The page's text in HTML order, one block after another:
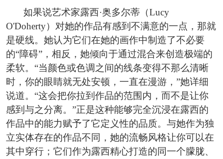
恭喜131****2473用户作品已成功备案！
恭喜159****4201用户作品已成功备案！
恭喜133****6466用户作品已成功备案！
恭喜131****1475用户作品已成功备案！
如果说艺术家露西·奥多尔蒂（Lucy
O'Doherty）对她的作品有感到不满意的一点，那就
是硬线。她认为它们在她的画作中制造了不必要
的“障碍”，相反，她倾向于通过混合来创造极端的
柔软。“当颜色或色调之间的线条变得不那么清晰
时，你的眼睛就无处安顿，一直在漫游，”她详细
说道。“这会把你拉到作品的范围内，而不是让你
感到与之分离。”正是这种能够完全沉浸在露西的
作品中的能力赋予了它定义性的品质。与她作为独
立实体存在的作品不同，她的流畅风格让你可以在
其中穿行；它们作为露西精心打造的同一个朦胧、